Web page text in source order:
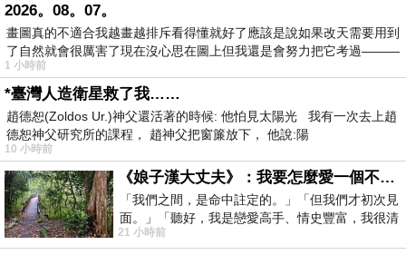
但是我想【Harman Kardon】SoundSticks Wireles 2.1水母造
型 電腦喇叭組(藍芽版)在網路上買應該會比較便宜，
【Harman Kardon】SoundSticks Wireles 2.1水母造型 電腦喇
叭組(藍芽版)而且24小時都能買，上網慢慢挑選，不用等
店家開門也不用看店員臉色
各大網路購物網為求有好業績都無所不用其極。因為momo
都有送300元或是500元的折價卷!所以我建議可以上momo
2026。08。07。
畫圖真的不適合我越畫越排斥看得懂就好了應該是說如果改天需要用到
了自然就會很厲害了現在沒心思在圖上但我還是會努力把它考過———
1 小時前
*臺灣人造衛星救了我……
趙德恕(Zoldos Ur.)神父還活著的時候: 他怕見太陽光 我有一次去上趙
德恕神父研究所的課程， 趙神父把窗簾放下， 他說:陽
10 小時前
《娘子漢大丈夫》：我要怎麼愛一個不存在的人？
「我們之間，是命中註定的。」「但我們才初次見
面。」「聽好，我是戀愛高手、情史豐富，我很清
楚這種感覺，你我之間的那種感覺，現
21 小時前